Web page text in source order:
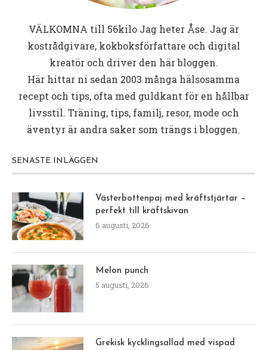
VÄLKOMNA till 56kiloJag heter Åse. Jag är
kostrådgivare, kokboksförfattare och digital
kreatör och driver den här bloggen.
Här hittar ni sedan 2003 många hälsosamma
recept och tips, ofta med guldkant för en hållbar
livsstil. Träning, tips, familj, resor, mode och
äventyr är andra saker som trängs i bloggen.
SENASTE INLÄGGEN
Västerbottenpaj med kräftstjärtar –
perfekt till kräftskivan
6 augusti, 2026
Melon punch
5 augusti, 2026
Grekisk kycklingsallad med vispad